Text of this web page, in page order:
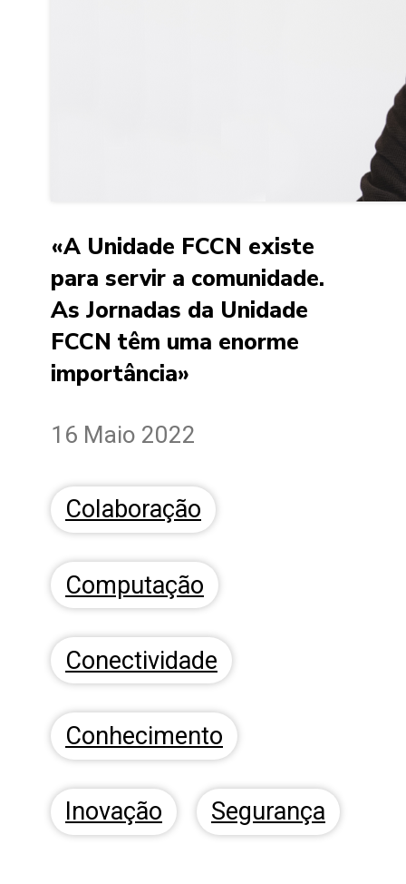
«A Unidade FCCN existe
para servir a comunidade.
As Jornadas da Unidade
FCCN têm uma enorme
importância»
16 Maio 2022
Colaboração
Computação
Conectividade
Conhecimento
Inovação Segurança